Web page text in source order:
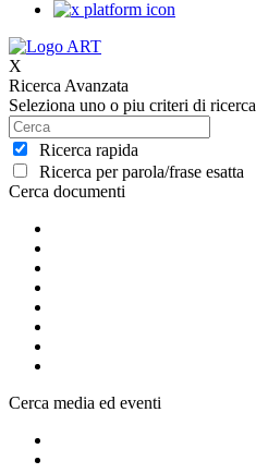
X
Ricerca Avanzata
Seleziona uno o piu criteri di ricerca
Ricerca rapida
Ricerca per parola/frase esatta
Cerca documenti
Cerca media ed eventi